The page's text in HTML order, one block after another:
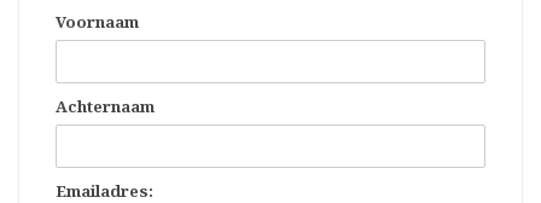
Voornaam
Achternaam
Emailadres: